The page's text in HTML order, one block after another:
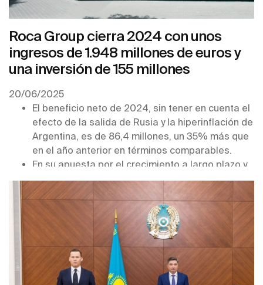
Roca Group cierra 2024 con unos
ingresos de 1.948 millones de euros y
una inversión de 155 millones
20/06/2025
El beneficio neto de 2024, sin tener en cuenta el
efecto de la salida de Rusia y la hiperinflación de
Argentina, es de 86,4 millones, un 35% más que
en el año anterior en términos comparables.
En su apuesta por el crecimiento a largo plazo y
la innovación tecnológica el grupo adquirió
cuatro firmas del sector y tomó o aumentó su
participación en otras tres.
La compañía sigue avanzando en su hoja de ruta
de sostenibilidad con mejoras muy relevantes en
todos los indicadores, por lo que ha conseguido
en 2025 la Medalla de Platino de Ecovadis.
Roca Group ha anunciado recientemente una